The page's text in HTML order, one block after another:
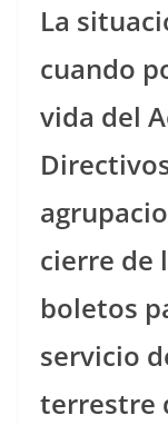
La
cuando
vida del
cierre de
boletos
servicio
terrestre